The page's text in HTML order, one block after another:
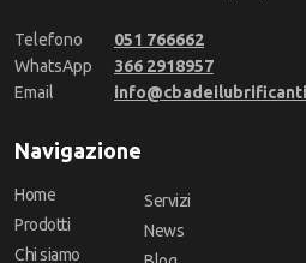
Telefono
051 766662
WhatsApp
366 2918957
Email
Navigazione
Home
Prodotti
Chi siamo
Servizi
News